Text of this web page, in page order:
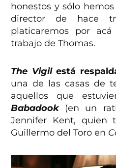
honestos y sólo
director de hace
platicaremos por
trabajo de Thomas.
The Vigilestá
una de las casas de
aquellos que
Babadook(en un
Jennifer Kent, quien
Guillermo del Toro en